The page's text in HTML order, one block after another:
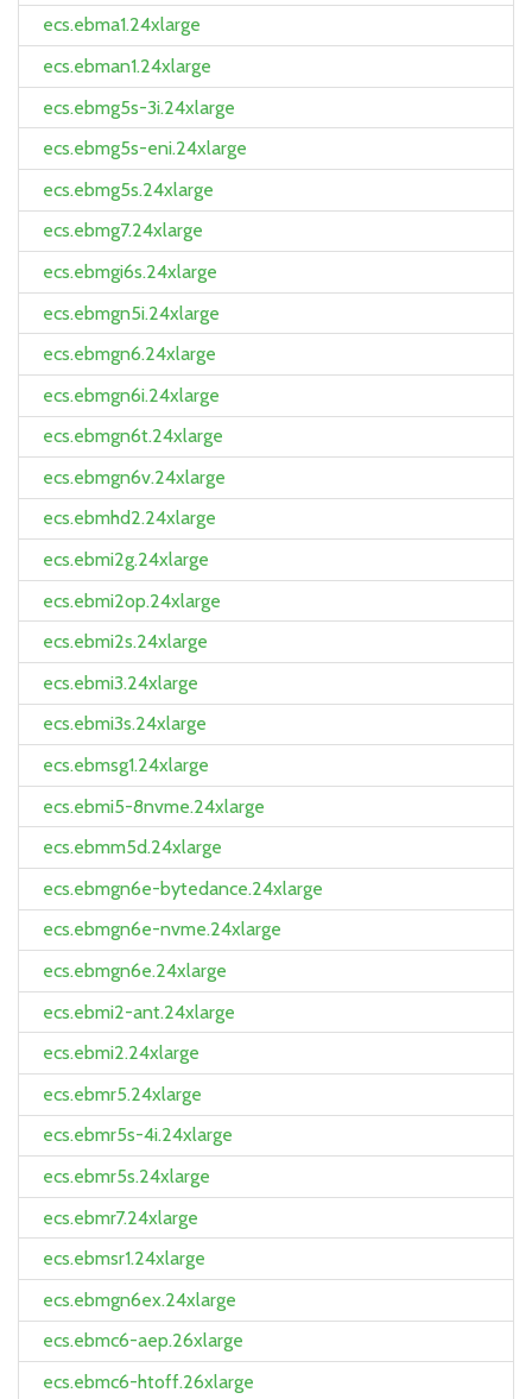
ecs.ebma1.24xlarge
ecs.ebman1.24xlarge
ecs.ebmg5s-3i.24xlarge
ecs.ebmg5s-eni.24xlarge
ecs.ebmg5s.24xlarge
ecs.ebmg7.24xlarge
ecs.ebmgi6s.24xlarge
ecs.ebmgn5i.24xlarge
ecs.ebmgn6.24xlarge
ecs.ebmgn6i.24xlarge
ecs.ebmgn6t.24xlarge
ecs.ebmgn6v.24xlarge
ecs.ebmhd2.24xlarge
ecs.ebmi2g.24xlarge
ecs.ebmi2op.24xlarge
ecs.ebmi2s.24xlarge
ecs.ebmi3.24xlarge
ecs.ebmi3s.24xlarge
ecs.ebmsg1.24xlarge
ecs.ebmi5-8nvme.24xlarge
ecs.ebmm5d.24xlarge
ecs.ebmgn6e-bytedance.24xlarge
ecs.ebmgn6e-nvme.24xlarge
ecs.ebmgn6e.24xlarge
ecs.ebmi2-ant.24xlarge
ecs.ebmi2.24xlarge
ecs.ebmr5.24xlarge
ecs.ebmr5s-4i.24xlarge
ecs.ebmr5s.24xlarge
ecs.ebmr7.24xlarge
ecs.ebmsr1.24xlarge
ecs.ebmgn6ex.24xlarge
ecs.ebmc6-aep.26xlarge
ecs.ebmc6-htoff.26xlarge